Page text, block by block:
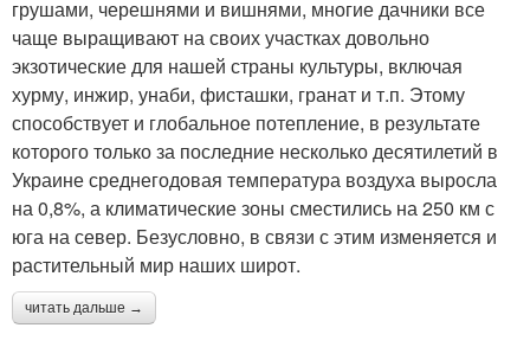
грушами, черешнями и вишнями, многие дачники все
чаще выращивают на своих участках довольно
экзотические для нашей страны культуры, включая
хурму, инжир, унаби, фисташки, гранат и т.п. Этому
способствует и глобальное потепление, в результате
которого только за последние несколько десятилетий в
Украине среднегодовая температура воздуха выросла
на 0,8%, а климатические зоны сместились на 250 км с
юга на север. Безусловно, в связи с этим изменяется и
растительный мир наших широт.
читать дальше →